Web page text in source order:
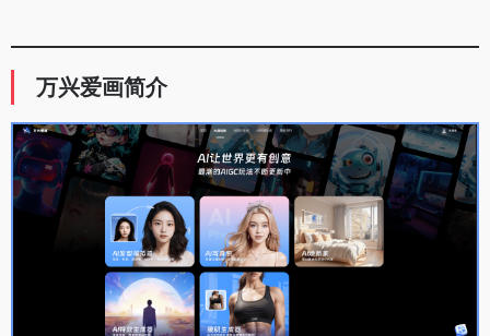
万兴爱画简介